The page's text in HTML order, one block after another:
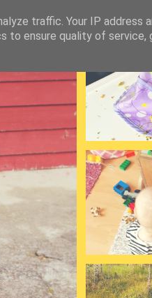
traffic. Your IP address
to ensure quality of service,